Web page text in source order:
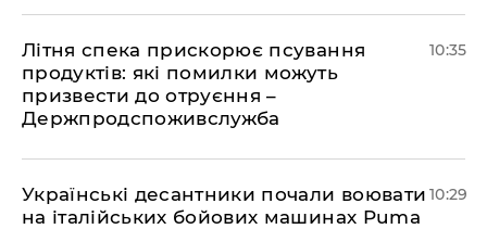
Літня спека прискорює псування
продуктів: які помилки можуть
призвести до отруєння –
Держпродспоживслужба
10:35
Українські десантники почали воювати
на італійських бойових машинах Puma
10:29